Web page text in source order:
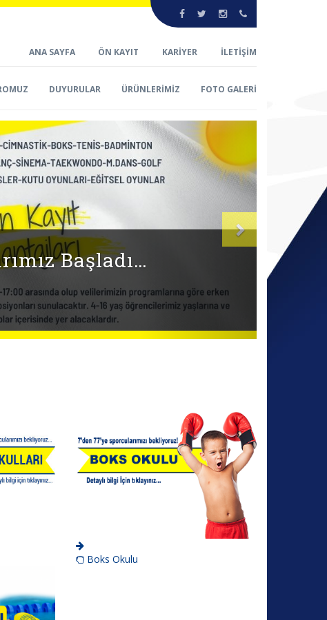
ANA SAYFA ÖN KAYIT KARİYER İLETİŞİM
DUYURULAR ÜRÜNLERİMİZ FOTO GALERİ
BAŞLADI…
Sonraki
Boks Okulu